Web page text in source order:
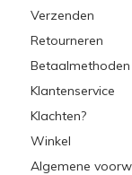
Verzenden
Retourneren
Betaalmethoden
Klantenservice
Klachten?
Winkel
Algemene